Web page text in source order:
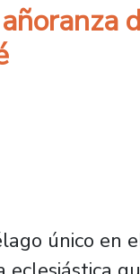
único en